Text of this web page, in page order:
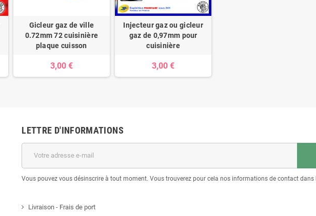
Gicleur gaz de ville
0.72mm 72 cuisinière
plaque cuisson
3,00 €
Injecteur gaz ou gicleur
gaz de 0,97mm pour
cuisinière
3,00 €
LETTRE D'INFORMATIONS
Vous pouvez vous désinscrire à tout moment. Vous trouverez pour cela nos informations de contact
Livraison - Frais de port